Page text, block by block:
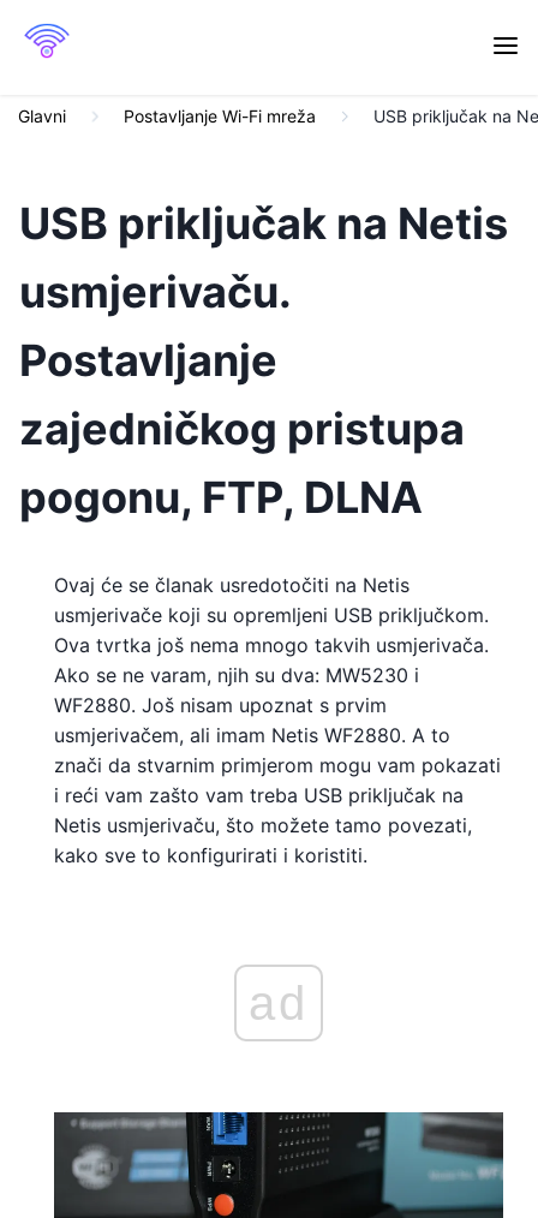
Glavni Postavljanje Wi-Fi mreža USB priključak na
USB priključak na Netis
usmjerivaču.
Postavljanje
zajedničkog pristupa
pogonu, FTP, DLNA
Ovaj će se članak usredotočiti na Netis
usmjerivače koji su opremljeni USB priključkom.
Ova tvrtka još nema mnogo takvih usmjerivača.
Ako se ne varam, njih su dva: MW5230 i
WF2880. Još nisam upoznat s prvim
usmjerivačem, ali imam Netis WF2880. A to
znači da stvarnim primjerom mogu vam pokazati
i reći vam zašto vam treba USB priključak na
Netis usmjerivaču, što možete tamo povezati,
kako sve to konfigurirati i koristiti.
ad